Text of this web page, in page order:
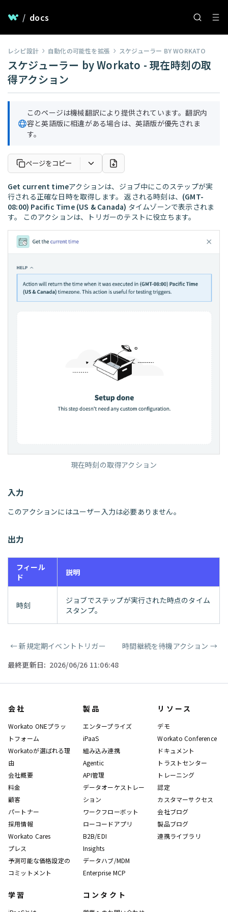
/ docs
レシピ設計 自動化の可能性を拡張 スケジューラー BY WORKATO
スケジューラー by Workato - 現在時刻の取
得アクション
このページは機械翻訳により提供されています。翻訳内
容と英語版に相違がある場合は、英語版が優先されま
す。
ページをコピー
Get current timeアクションは、ジョブ中にこのステップが実
行される正確な日時を取得します。 返される時刻は、 (GMT-
08:00) Pacific Time (US & Canada) タイムゾーンで表示されま
す。 このアクションは、トリガーのテストに役立ちます。
現在時刻の取得アクション
入力
このアクションにはユーザー入力は必要ありません。
出力
フィール
ド
説明
時刻
ジョブでステップが実行された時点のタイム
スタンプ。
ページャー
←新規定期イベントトリガー 時間継続を待機アクション →
最終更新日: 2026/06/26 11:06:48
会社
Workato ONEプラッ
トフォーム
Workatoが選ばれる理
由
会社概要
料金
顧客
パートナー
採用情報
Workato Cares
プレス
予測可能な価格設定の
コミットメント
製品
エンタープライズ
iPaaS
組み込み連携
Agentic
API管理
データオーケストレー
ション
ワークフローボット
ローコードアプリ
B2B/EDI
Insights
データハブ/MDM
Enterprise MCP
リソース
デモ
Workato Conference
ドキュメント
トラストセンター
トレーニング
認定
カスタマーサクセス
会社ブログ
製品ブログ
連携ライブラリ
学習 コンタクト